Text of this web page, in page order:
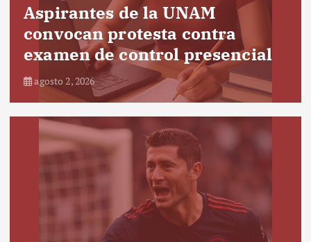
Aspirantes de la UNAM
convocan protesta contra
examen de control presencial
agosto 2, 2026